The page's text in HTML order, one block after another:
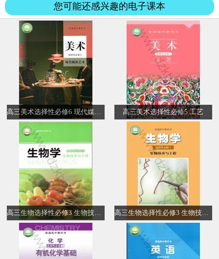
您可能还感兴趣的电子课本
高三美术选择性必修5 工艺
高三生物选择性必修3 生物技术与工程 高三生物选择性必修3 生物技术与工程